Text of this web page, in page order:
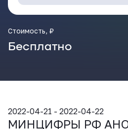
Стоимость, ₽
Бесплатно
2022-04-21 - 2022-04-22
МИНЦИФРЫ РФ